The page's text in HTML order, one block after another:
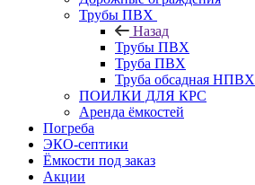
Трубы ПВХ
Назад
Трубы ПВХ
Труба ПВХ
Труба обсадная НПВХ
ПОИЛКИ ДЛЯ КРС
Аренда ёмкостей
Погреба
ЭКО-септики
Ёмкости под заказ
Акции